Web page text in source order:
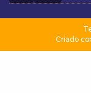
Criado